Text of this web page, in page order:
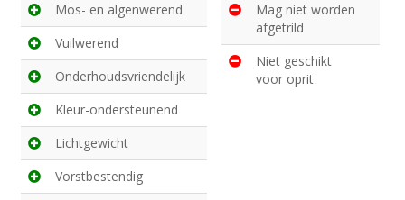
Mos- en algenwerend
Vuilwerend
Onderhoudsvriendelijk
Kleur-ondersteunend
Lichtgewicht
Vorstbestendig
Mag niet worden
afgetrild
Niet geschikt
voor oprit